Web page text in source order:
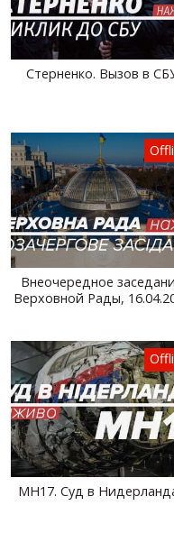
Стерненко. Вызов в
Внеочередное
Верховной Рады,
MH17. Суд в